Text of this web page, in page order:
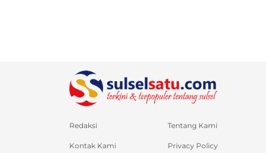
Redaksi Tentang Kami
Kontak Kami Privacy Policy